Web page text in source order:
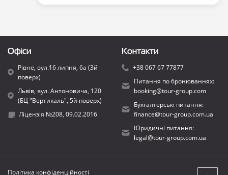
Офіси
Рівне, вул.16 липня, 6а (3й
поверх)
Львів, вул. Антоновича, 120
(БЦ "Вертикаль", 5й поверх)
Ліцензія №208, 09.02.2016
Контакти
+38 067 67 77877
Питання по бронюваннях:
booking@tour-group.com
Бухгалтерські питання:
finance@tour-group.com.ua
Юридичні питання:
legal@tour-group.com.ua
Політика конфіденційності